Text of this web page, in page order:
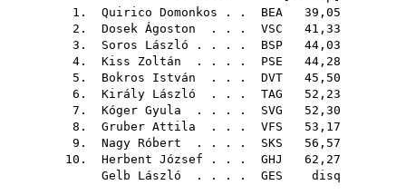
1. Quirico Domonkos . . BEA 39,05
2. Dosek Ágoston . . . VSC 41,33
3. Soros László . . . . BSP 44,03
4. Kiss Zoltán . . . . PSE 44,28
5. Bokros István . . . DVT 45,50
6. Király László . . . TAG 52,23
7. Kóger Gyula . . . . SVG 52,30
8. Gruber Attila . . . VFS 53,17
9. Nagy Róbert . . . . SKS 56,57
10. Herbent József . . . GHJ
62,27
Gelb László . . . . GES disq